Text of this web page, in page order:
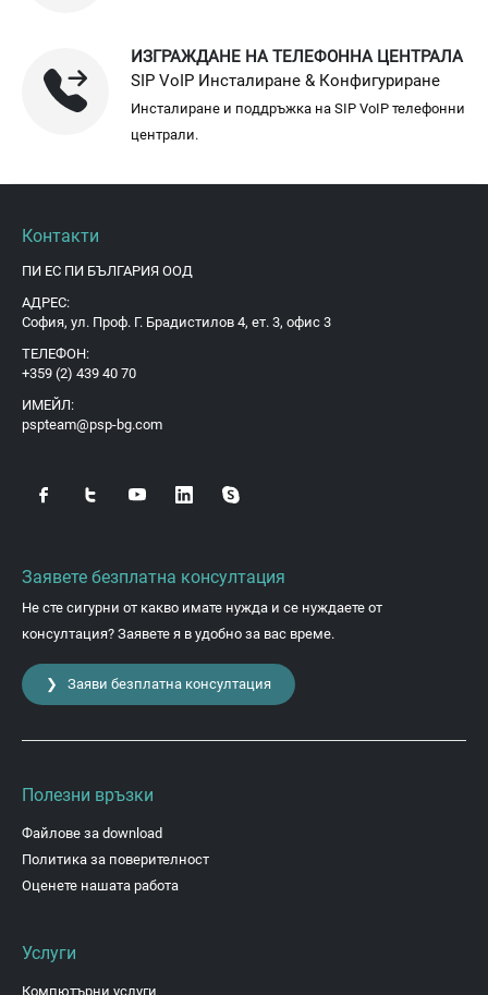
ИЗГРАЖДАНЕ НА ТЕЛЕФОННА ЦЕНТРАЛА
SIP VoIP Инсталиране & Конфигуриране
Инсталиране и поддръжка на SIP VoIP телефонни
централи.
Контакти
ПИ ЕС ПИ БЪЛГАРИЯ ООД
АДРЕС:
София, ул. Проф. Г. Брадистилов 4, ет. 3, офис 3
ТЕЛЕФОН:
+359 (2) 439 40 70
ИМЕЙЛ:
pspteam@psp-bg.com
Заявете безплатна консултация
Не сте сигурни от какво имате нужда и се нуждаете от
консултация? Заявете я в удобно за вас време.
❯ Заяви безплатна консултация
Полезни връзки
Файлове за download
Политика за поверителност
Оценете нашата работа
Услуги
Компютърни услуги